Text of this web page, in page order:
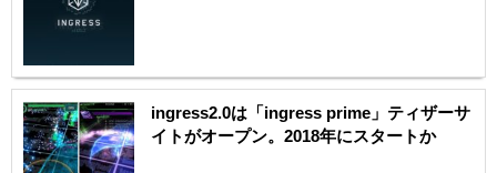
ingress2.0は「ingress prime」ティザーサ
イトがオープン。2018年にスタートか